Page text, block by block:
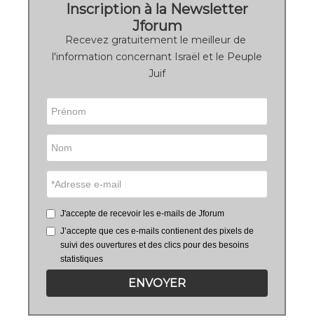
Inscription à la Newsletter
Jforum
Recevez gratuitement le meilleur de
l'information concernant Israël et le Peuple
Juif
J'accepte de recevoir les e-mails de Jforum
J’accepte que ces e-mails contienent des pixels de
suivi des ouvertures et des clics pour des besoins
statistiques
ENVOYER